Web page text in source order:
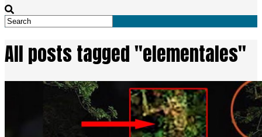
All posts tagged "elementales"